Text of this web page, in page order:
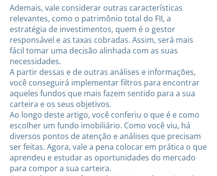
Ademais, vale considerar outras características
relevantes, como o patrimônio total do FII, a
estratégia de investimentos, quem é o gestor
responsável e as taxas cobradas. Assim, será mais
fácil tomar uma decisão alinhada com as suas
necessidades.
A partir dessas e de outras análises e informações,
você conseguirá implementar filtros para encontrar
aqueles fundos que mais fazem sentido para a sua
carteira e os seus objetivos.
Ao longo deste artigo, você conferiu o que é e como
escolher um fundo imobiliário. Como você viu, há
diversos pontos de atenção e análises que precisam
ser feitas. Agora, vale a pena colocar em prática o que
aprendeu e estudar as oportunidades do mercado
para compor a sua carteira.